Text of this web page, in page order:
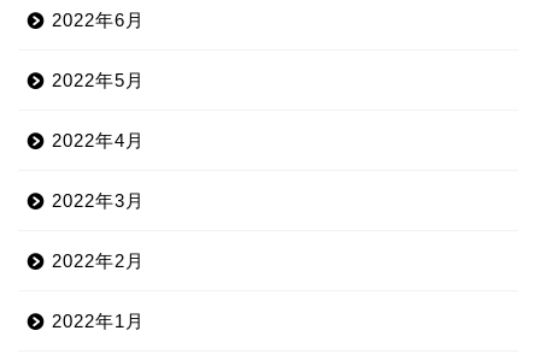
2022年6月
2022年5月
2022年4月
2022年3月
2022年2月
2022年1月